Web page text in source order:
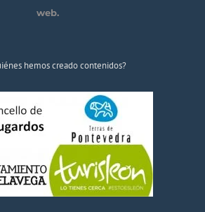
web.
hemos creado contenidos?